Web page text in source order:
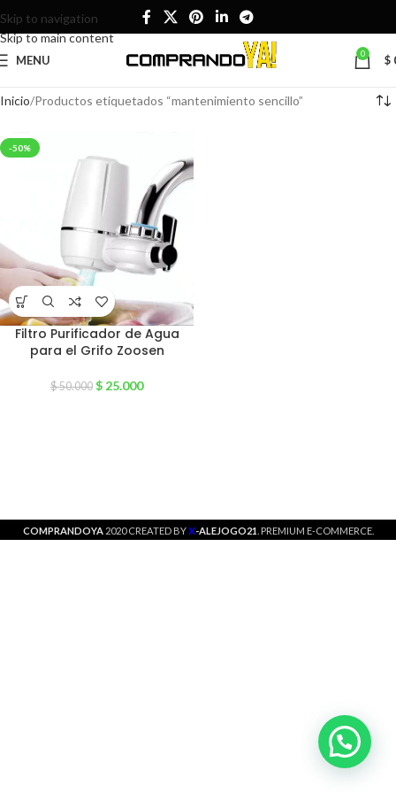
Skip to navigation
Skip to main content
MENU 0 $
Inicio Productos etiquetados “mantenimiento sencillo”
-50%
Filtro Purificador de Agua
para el Grifo Zoosen
$50.000 $ 25.000
COMPRANDOYA 2020 CREATED BYX-ALEJOGO21 . PREMIUM E-COMMERCE.